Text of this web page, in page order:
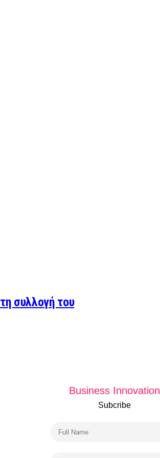
συλλογή του
Business Innovation
Subcribe